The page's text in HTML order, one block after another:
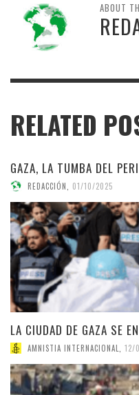
ABOUT
RELATED
GAZA, LA TUMBA DEL
REDACCIÓN 01/10/2025
LA CIUDAD DE GAZA SE
AMNISTIA INTERNACIONAL 12/